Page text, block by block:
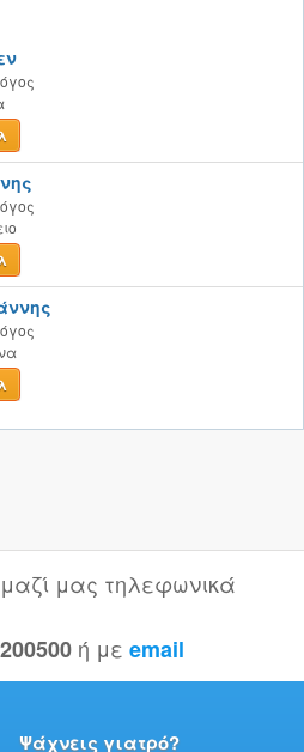
μας τηλεφωνικά
ή με email
Ψάχνεις γιατρό?